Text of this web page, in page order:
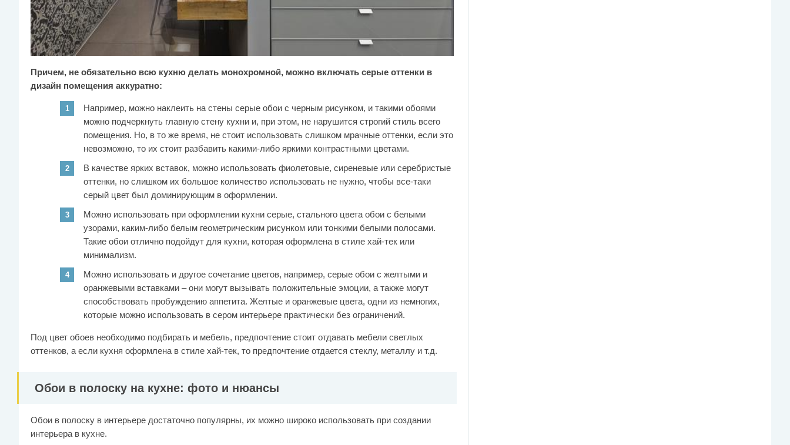
Причем, не обязательно всю кухню делать монохромной, можно включать серые оттенки в
дизайн помещения аккуратно:
Например, можно наклеить на стены серые обои с черным рисунком, и такими обоями
можно подчеркнуть главную стену кухни и, при этом, не нарушится строгий стиль всего
помещения. Но, в то же время, не стоит использовать слишком мрачные оттенки, если это
невозможно, то их стоит разбавить какими-либо яркими контрастными цветами.
В качестве ярких вставок, можно использовать фиолетовые, сиреневые или серебристые
оттенки, но слишком их большое количество использовать не нужно, чтобы все-таки
серый цвет был доминирующим в оформлении.
Можно использовать при оформлении кухни серые, стального цвета обои с белыми
узорами, каким-либо белым геометрическим рисунком или тонкими белыми полосами.
Такие обои отлично подойдут для кухни, которая оформлена в стиле хай-тек или
минимализм.
Можно использовать и другое сочетание цветов, например, серые обои с желтыми и
оранжевыми вставками – они могут вызывать положительные эмоции, а также могут
способствовать пробуждению аппетита. Желтые и оранжевые цвета, одни из немногих,
которые можно использовать в сером интерьере практически без ограничений.
Под цвет обоев необходимо подбирать и мебель, предпочтение стоит отдавать мебели светлых
оттенков, а если кухня оформлена в стиле хай-тек, то предпочтение отдается стеклу, металлу и т.д.
Обои в полоску на кухне: фото и нюансы
Обои в полоску в интерьере достаточно популярны, их можно широко использовать при создании
интерьера в кухне.